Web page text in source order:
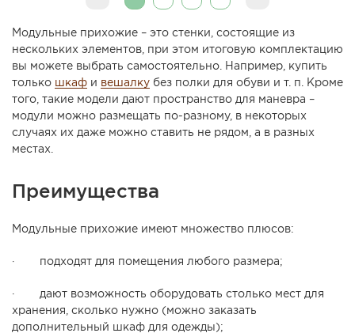
Модульные прихожие – это стенки, состоящие из
нескольких элементов, при этом итоговую комплектацию
вы можете выбрать самостоятельно. Например, купить
только шкаф и вешалку без полки для обуви и т. п. Кроме
того, такие модели дают пространство для маневра –
модули можно размещать по-разному, в некоторых
случаях их даже можно ставить не рядом, а в разных
местах.
Преимущества
Модульные прихожие имеют множество плюсов:
· подходят для помещения любого размера;
· дают возможность оборудовать столько мест для
хранения, сколько нужно (можно заказать
дополнительный шкаф для одежды);